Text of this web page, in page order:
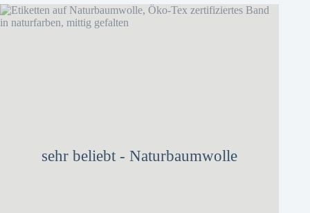
sehr beliebt - Naturbaumwolle